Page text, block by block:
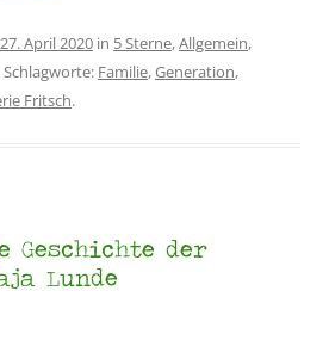
27. April 2020 in 5 Sterne,Allgemein,
Familie,Generation,
Fritsch.
Geschichte der
Lunde